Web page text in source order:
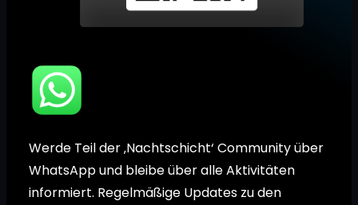
Werde Teil der ‚Nachtschicht‘ Community über
WhatsApp und bleibe über alle Aktivitäten
informiert. Regelmäßige Updates zu den